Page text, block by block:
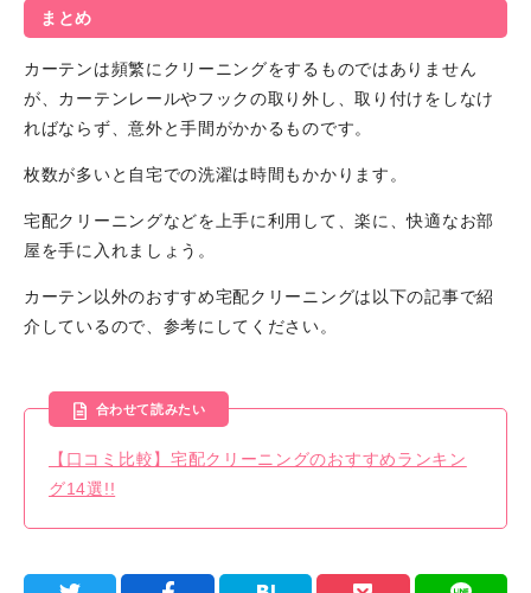
まとめ
カーテンは頻繁にクリーニングをするものではありません
が、カーテンレールやフックの取り外し、取り付けをしなけ
ればならず、意外と手間がかかるものです。
枚数が多いと自宅での洗濯は時間もかかります。
宅配クリーニングなどを上手に利用して、楽に、快適なお部
屋を手に入れましょう。
カーテン以外のおすすめ宅配クリーニングは以下の記事で紹
介しているので、参考にしてください。
合わせて読みたい
【口コミ比較】宅配クリーニングのおすすめランキン
グ14選!!